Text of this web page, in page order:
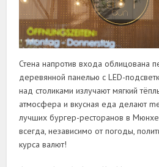
Стена напротив входа облицована
деревянной панелью с LED-
над столиками излучают мягкий
атмосфера и вкусная еда делают
лучших бургер-ресторанов в
всегда, независимо от погоды,
курса валют!